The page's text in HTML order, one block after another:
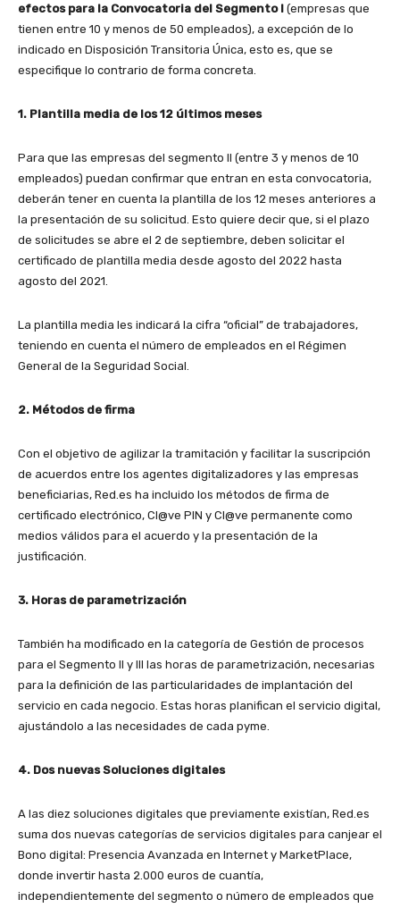
efectos para la Convocatoria del Segmento I (empresas que
tienen entre 10 y menos de 50 empleados), a excepción de lo
indicado en Disposición Transitoria Única, esto es, que se
especifique lo contrario de forma concreta.
1. Plantilla media de los 12 últimos meses
Para que las empresas del segmento II (entre 3 y menos de 10
empleados) puedan confirmar que entran en esta convocatoria,
deberán tener en cuenta la plantilla de los 12 meses anteriores a
la presentación de su solicitud. Esto quiere decir que, si el plazo
de solicitudes se abre el 2 de septiembre, deben solicitar el
certificado de plantilla media desde agosto del 2022 hasta
agosto del 2021.
La plantilla media les indicará la cifra “oficial” de trabajadores,
teniendo en cuenta el número de empleados en el Régimen
General de la Seguridad Social.
2. Métodos de firma
Con el objetivo de agilizar la tramitación y facilitar la suscripción
de acuerdos entre los agentes digitalizadores y las empresas
beneficiarias, Red.es ha incluido los métodos de firma de
certificado electrónico, Cl@ve PIN y Cl@ve permanente como
medios válidos para el acuerdo y la presentación de la
justificación.
3. Horas de parametrización
También ha modificado en la categoría de Gestión de procesos
para el Segmento II y III las horas de parametrización, necesarias
para la definición de las particularidades de implantación del
servicio en cada negocio. Estas horas planifican el servicio digital,
ajustándolo a las necesidades de cada pyme.
4. Dos nuevas Soluciones digitales
A las diez soluciones digitales que previamente existían, Red.es
suma dos nuevas categorías de servicios digitales para canjear el
Bono digital: Presencia Avanzada en Internet y MarketPlace,
donde invertir hasta 2.000 euros de cuantía,
independientemente del segmento o número de empleados que